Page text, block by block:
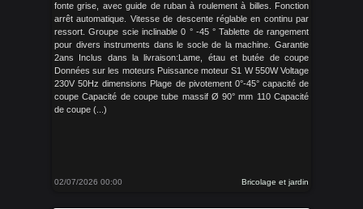
fonte grise, avec guide de ruban à roulement à billes. Fonction
arrêt automatique. Vitesse de descente réglable en continu par
ressort. Groupe scie inclinable 0 ° -45 ° Tablette de rangement
pour divers instruments dans le socle de la machine. Garantie
2ans Inclus dans la livraison:Lame, étau et butée de coupe
Données sur les moteurs Puissance moteur S1 W 550W Voltage
230V 50Hz dimensions Plage de pivotement 0°-45° capacité de
coupe Capacité de coupe tube massif Ø 90° mm 110 Capacité
de coupe (...)
02/07/2026 00:00 Bricolage et jardin